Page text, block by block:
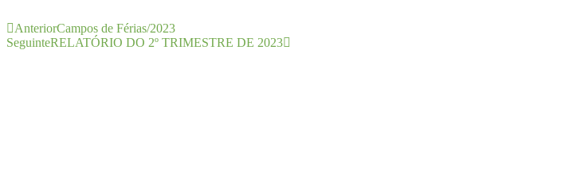
AnteriorCampos de Férias/2023
SeguinteRELATÓRIO DO 2º TRIMESTRE DE 2023